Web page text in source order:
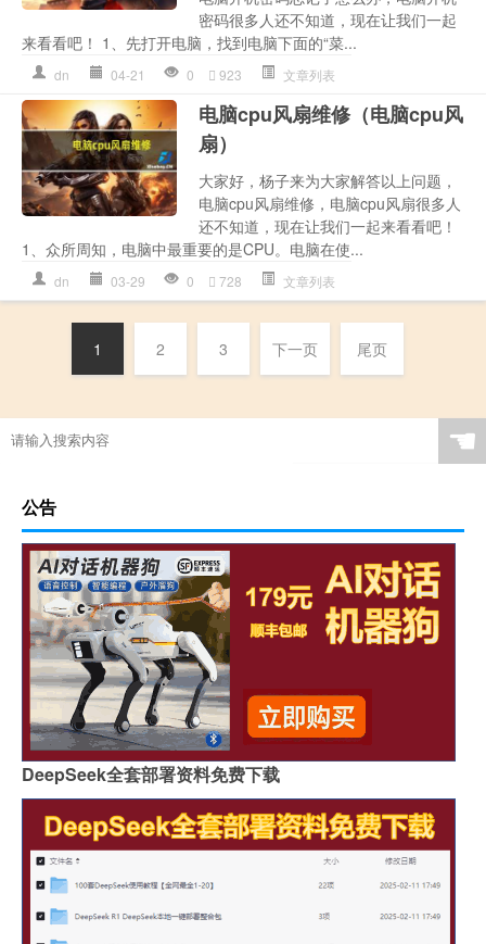
密码很多人还不知道，现在让我们一起
来看看吧！ 1、先打开电脑，找到电脑下面的“菜...
dn 04-21 0 923 文章列表
电脑cpu风扇维修（电脑cpu风
扇）
大家好，杨子来为大家解答以上问题，
电脑cpu风扇维修，电脑cpu风扇很多人
还不知道，现在让我们一起来看看吧！
1、众所周知，电脑中最重要的是CPU。电脑在使...
dn 03-29 0 728 文章列表
1 2 3 下一页 尾页
☚
公告
DeepSeek全套部署资料免费下载